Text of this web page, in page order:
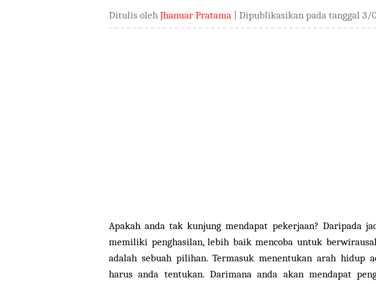
Ditulis oleh Jhanuar Pratama | Dipublikasikan pada tanggal 3/
Apakah anda tak kunjung mendapat pekerjaan? Daripada
memiliki penghasilan, lebih baik mencoba untuk
adalah sebuah pilihan. Termasuk menentukan arah hidup
harus anda tentukan. Darimana anda akan mendapat